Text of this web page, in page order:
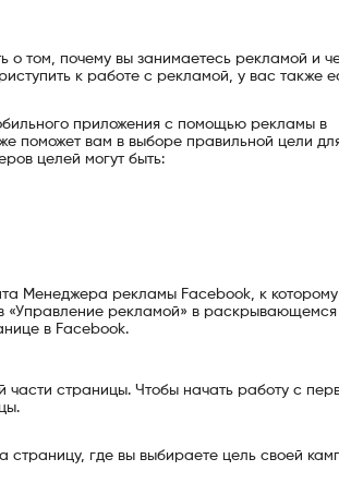
том, почему вы занимаетесь рекламой и
к работе с рекламой, у вас также
приложения с помощью рекламы в
поможет вам в выборе правильной цели
целей могут быть:
Менеджера рекламы Facebook, к
«Управление рекламой» в
в Facebook.
страницы. Чтобы начать работу с
страницу, где вы выбираете цель своей